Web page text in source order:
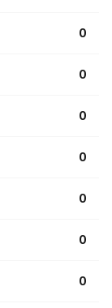
0
0
0
0
0
0
0